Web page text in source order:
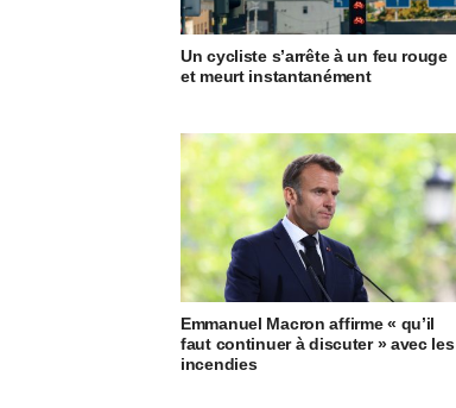
Un cycliste s’arrête à un feu rouge
et meurt instantanément
Emmanuel Macron affirme « qu’il
faut continuer à discuter » avec les
incendies